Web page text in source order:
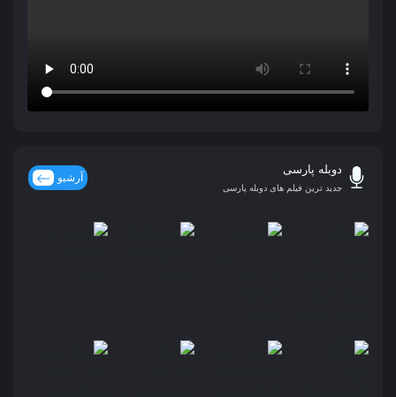
دوبله پارسی
جدید ترین فیلم های دوبله پارسی
آرشیو